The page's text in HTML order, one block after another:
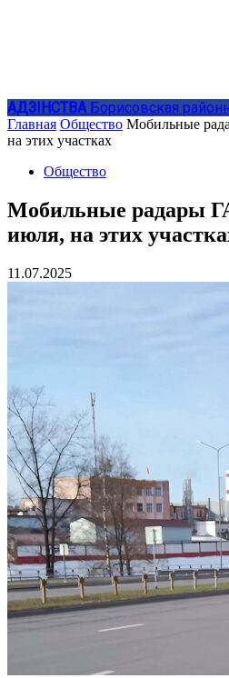
АДЗIНСТВА Борисовская
Главная Общество Мобильные
на этих участках
Общество
Мобильные радары
июля, на этих
11.07.2025